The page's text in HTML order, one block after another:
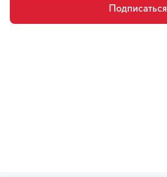
Подписаться